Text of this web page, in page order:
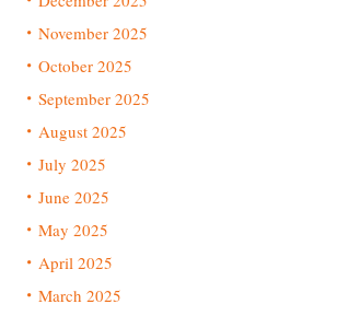
November 2025
October 2025
September 2025
August 2025
July 2025
June 2025
May 2025
April 2025
March 2025